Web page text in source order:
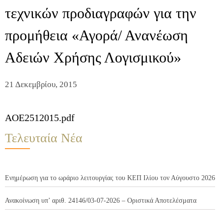
τεχνικών προδιαγραφών για την
προμήθεια «Αγορά/ Ανανέωση
Αδειών Χρήσης Λογισμικού»
21 Δεκεμβρίου, 2015
AOE2512015.pdf
Τελευταία Νέα
Ενημέρωση για το ωράριο λειτουργίας του ΚΕΠ Ιλίου τον Αύγουστο 2026
Ανακοίνωση υπ’ αριθ. 24146/03-07-2026 – Οριστικά Αποτελέσματα